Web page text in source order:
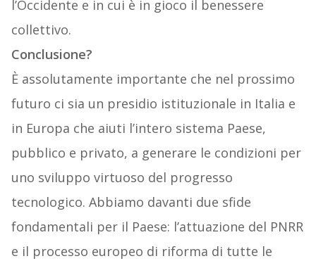
l’Occidente e in cui è in gioco il benessere
collettivo.
Conclusione?
È assolutamente importante che nel prossimo
futuro ci sia un presidio istituzionale in Italia e
in Europa che aiuti l’intero sistema Paese,
pubblico e privato, a generare le condizioni per
uno sviluppo virtuoso del progresso
tecnologico. Abbiamo davanti due sfide
fondamentali per il Paese: l’attuazione del PNRR
e il processo europeo di riforma di tutte le